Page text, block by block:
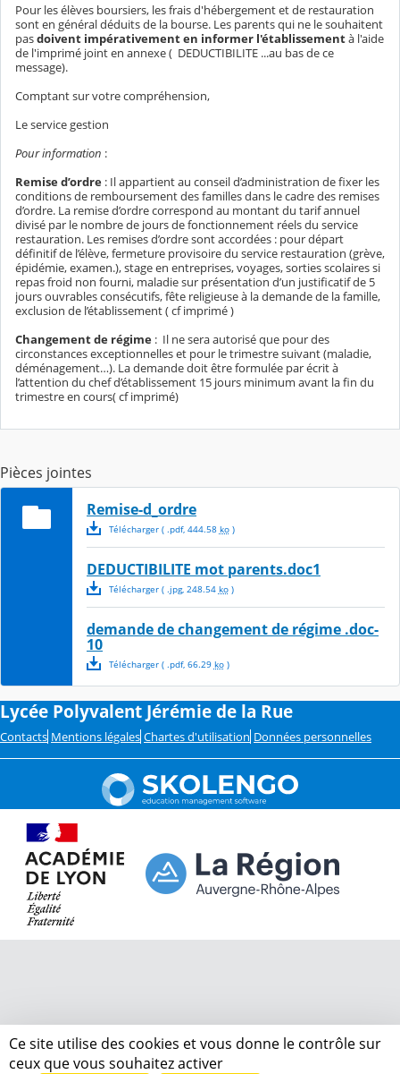
Pour les élèves boursiers, les frais d'hébergement et de restauration
sont en général déduits de la bourse. Les parents qui ne le souhaitent
pasdoivent impérativement en informer l'établissementà l'aide
de l'imprimé joint en annexe ( DEDUCTIBILITE ...au bas de ce
message).
Comptant sur votre compréhension,
Le service gestion
Pour information :
Remise d’ordre : Il appartient au conseil d’administration de fixer les
conditions de remboursement des familles dans le cadre des remises
d’ordre. La remise d’ordre correspond au montant du tarif annuel
divisé par le nombre de jours de fonctionnement réels du service
restauration. Les remises d’ordre sont accordées : pour départ
définitif de l’élève, fermeture provisoire du service restauration (grève,
épidémie, examen.), stage en entreprises, voyages, sorties scolaires si
repas froid non fourni, maladie sur présentation d’un justificatif de 5
jours ouvrables consécutifs, fête religieuse à la demande de la famille,
exclusion de l’établissement ( cf imprimé )
Changement de régime : Il ne sera autorisé que pour des
circonstances exceptionnelles et pour le trimestre suivant (maladie,
déménagement…). La demande doit être formulée par écrit à
l’attention du chef d’établissement 15 jours minimum avant la fin du
trimestre en cours( cf imprimé)
Pièces jointes
Remise-d_ordre
Télécharger( .pdf, 444.58 ko)
DEDUCTIBILITE mot parents.doc1
Télécharger( .jpg, 248.54 ko)
demande de changement de régime .doc-
10
Télécharger( .pdf, 66.29 ko)
Lycée Polyvalent Jérémie de la Rue
Contacts Mentions légales Chartes d'utilisation Données personnelles
Ce site utilise des cookies et vous donne le contrôle sur
ceux que vous souhaitez activer